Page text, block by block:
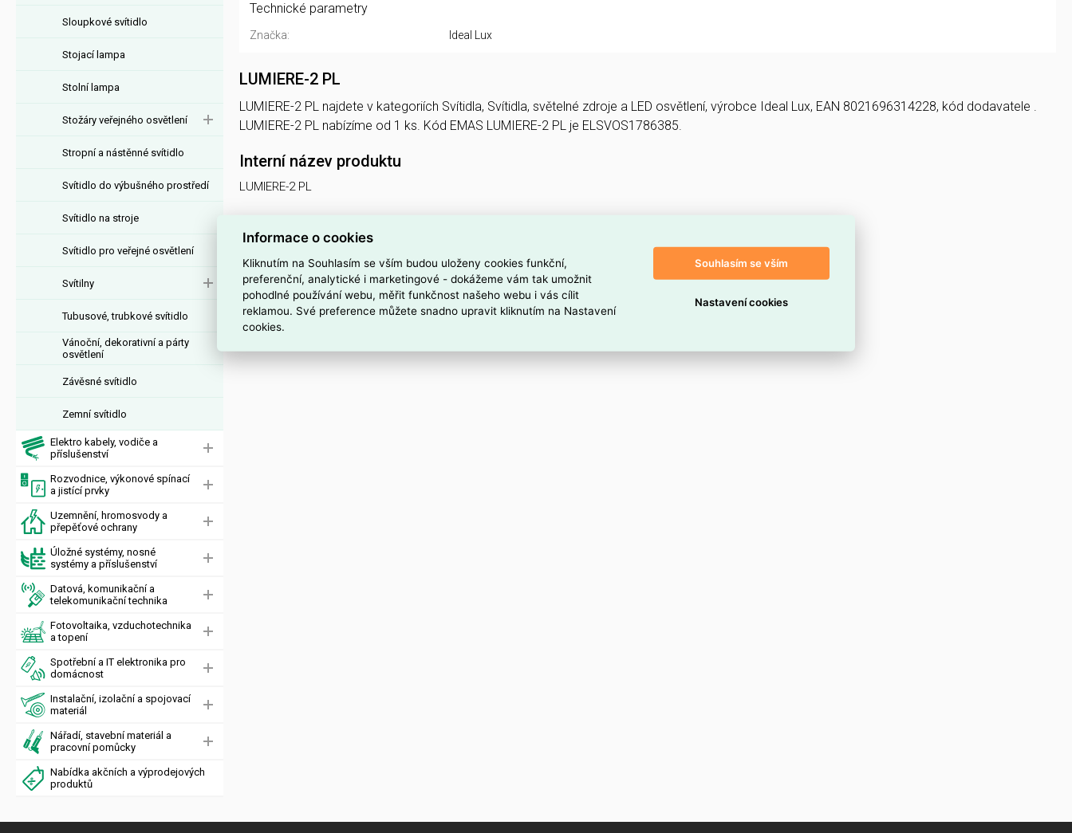
Sloupkové svítidlo
Stojací lampa
Stolní lampa
Stožáry veřejného osvětlení
Stropní a nástěnné svítidlo
Svítidlo do výbušného prostředí
Svítidlo na stroje
Svítidlo pro veřejné osvětlení
Svítilny
Tubusové, trubkové svítidlo
Vánoční, dekorativní a párty
osvětlení
Závěsné svítidlo
Zemní svítidlo
Elektro kabely, vodiče a
příslušenství
Rozvodnice, výkonové spínací
a jistící prvky
Uzemnění, hromosvody a
přepěťové ochrany
Úložné systémy, nosné
systémy a příslušenství
Datová, komunikační a
telekomunikační technika
Fotovoltaika, vzduchotechnika
a topení
Spotřební a IT elektronika pro
domácnost
Instalační, izolační a spojovací
materiál
Nářadí, stavební materiál a
pracovní pomůcky
Nabídka akčních a výprodejových
produktů
Technické parametry
Značka: Ideal Lux
LUMIERE-2 PL
LUMIERE-2 PL najdete v kategoriích Svítidla, Svítidla, světelné zdroje a LED osvětlení, výrobce Ideal Lux, EAN 8021696314228, kód dodavatele .
LUMIERE-2 PL nabízíme od 1 ks. Kód EMAS LUMIERE-2 PL je ELSVOS1786385.
Interní název produktu
LUMIERE-2 PL
Informace o cookies
Kliknutím na Souhlasím se vším budou uloženy cookies funkční,
preferenční, analytické i marketingové - dokážeme vám tak umožnit
pohodlné používání webu, měřit funkčnost našeho webu i vás cílit
reklamou. Své preference můžete snadno upravit kliknutím na Nastavení
cookies.
Souhlasím se vším
Nastavení cookies